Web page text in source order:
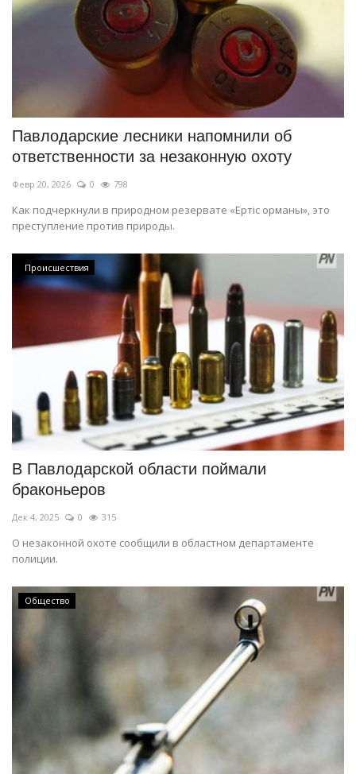
Павлодарские лесники напомнили об
ответственности за незаконную охоту
Февр 20, 2026 0 798
Как подчеркнули в природном резервате «Ертіс орманы», это
преступление против природы.
Происшествия
В Павлодарской области поймали
браконьеров
Дек 4, 2025 0 315
О незаконной охоте сообщили в областном департаменте
полиции.
Общество